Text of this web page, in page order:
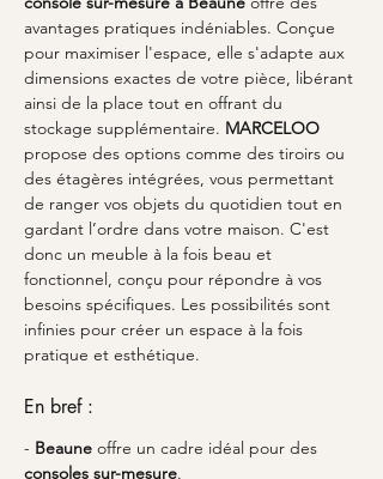
avantages pratiques indéniables. Conçue
pour maximiser l'espace, elle s'adapte aux
dimensions exactes de votre pièce, libérant
ainsi de la place tout en offrant du
stockage supplémentaire. MARCELOO
propose des options comme des tiroirs ou
des étagères intégrées, vous permettant
de ranger vos objets du quotidien tout en
gardant l’ordre dans votre maison. C'est
donc un meuble à la fois beau et
fonctionnel, conçu pour répondre à vos
besoins spécifiques. Les possibilités sont
infinies pour créer un espace à la fois
pratique et esthétique.
En bref :
- Beaune offre un cadre idéal pour des
consoles sur-mesure.